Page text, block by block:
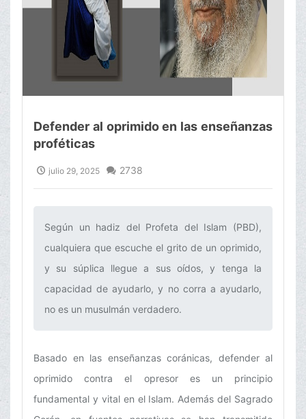
Defender al oprimido en las enseñanzas
proféticas
julio 29, 2025 2738
Según un hadiz del Profeta del Islam (PBD),
cualquiera que escuche el grito de un oprimido,
y su súplica llegue a sus oídos, y tenga la
capacidad de ayudarlo, y no corra a ayudarlo,
no es un musulmán verdadero.‌
Basado en las enseñanzas coránicas, defender al
oprimido contra el opresor es un principio
fundamental y vital en el Islam. Además del Sagrado